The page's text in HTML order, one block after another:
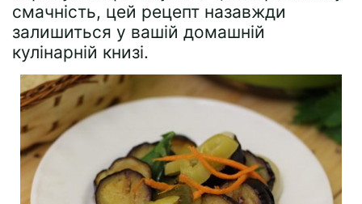
смачність, цей рецепт назавжди
залишиться у вашій домашній
кулінарній книзі.